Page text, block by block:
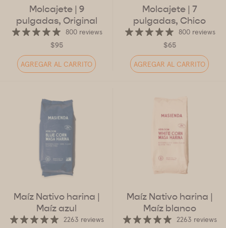
Molcajete | 9
pulgadas, Original
800 reviews
$95
AGREGAR AL CARRITO
Molcajete | 7
pulgadas, Chico
800 reviews
$65
AGREGAR AL CARRITO
Maíz Nativo harina |
Maíz azul
2263 reviews
Maíz Nativo harina |
Maíz blanco
2263 reviews